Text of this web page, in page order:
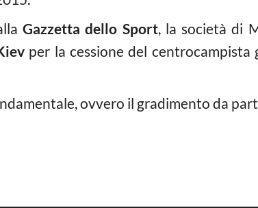
Gazzetta dello Sport, la società di
per la cessione del centrocampista
ovvero il gradimento da